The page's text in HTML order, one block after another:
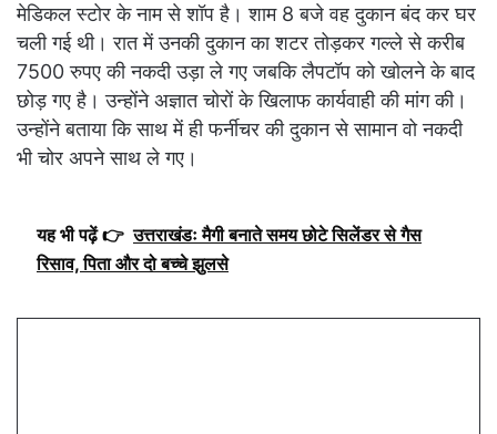
मेडिकल स्टोर के नाम से शॉप है। शाम 8 बजे वह दुकान बंद कर घर
चली गई थी। रात में उनकी दुकान का शटर तोड़कर गल्ले से करीब
7500 रुपए की नकदी उड़ा ले गए जबकि लैपटॉप को खोलने के बाद
छोड़ गए है। उन्होंने अज्ञात चोरों के खिलाफ कार्यवाही की मांग की।
उन्होंने बताया कि साथ में ही फर्नीचर की दुकान से सामान वो नकदी
भी चोर अपने साथ ले गए।
यह भी पढ़ें 👉 उत्तराखंडः मैगी बनाते समय छोटे सिलेंडर से गैस
रिसाव, पिता और दो बच्चे झुलसे